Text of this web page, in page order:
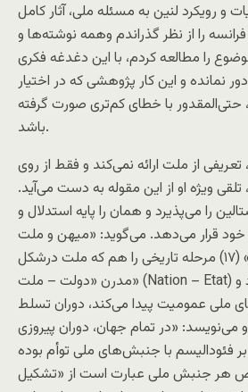
و رویکرد لنین به مسئله ملی، آثار کامل
فرانسه را از نظر گذراندم وهمه نوشته‌ها و
را مطالعه کردم، با این دغدغه فکری
نمانده و این کار پژوهشی که در اختیار
حتی‌المقدور با خطای کم‌تری صورت گرفته
باشد.
از ملت ارائه نمی‌کند و فقط از روی
ويژه او از اين مقوله به دست می‌آيد.
را می‌پذیرد و همان را پايه استدلال و
خود قرار می‌دهد. می‌گويد: «ميهن و ملت
مقوله‌های تاريخی‌اند» (۱۷) مرحله تاريخی را هم که ملت درشکل
مدرن «دولت – ملت» (Nation – Etat) پا به حیات می‌گذارد و
ملی عموميت پيدا می‌کند، دوران تسلط
می‌نويسد: «در تمام جهان، دوران پيروزی
بر فئوداليسم با جنبش‌های ملی توأم بوده
خاص هر جنبش ملی عبارت است از «تشکيل